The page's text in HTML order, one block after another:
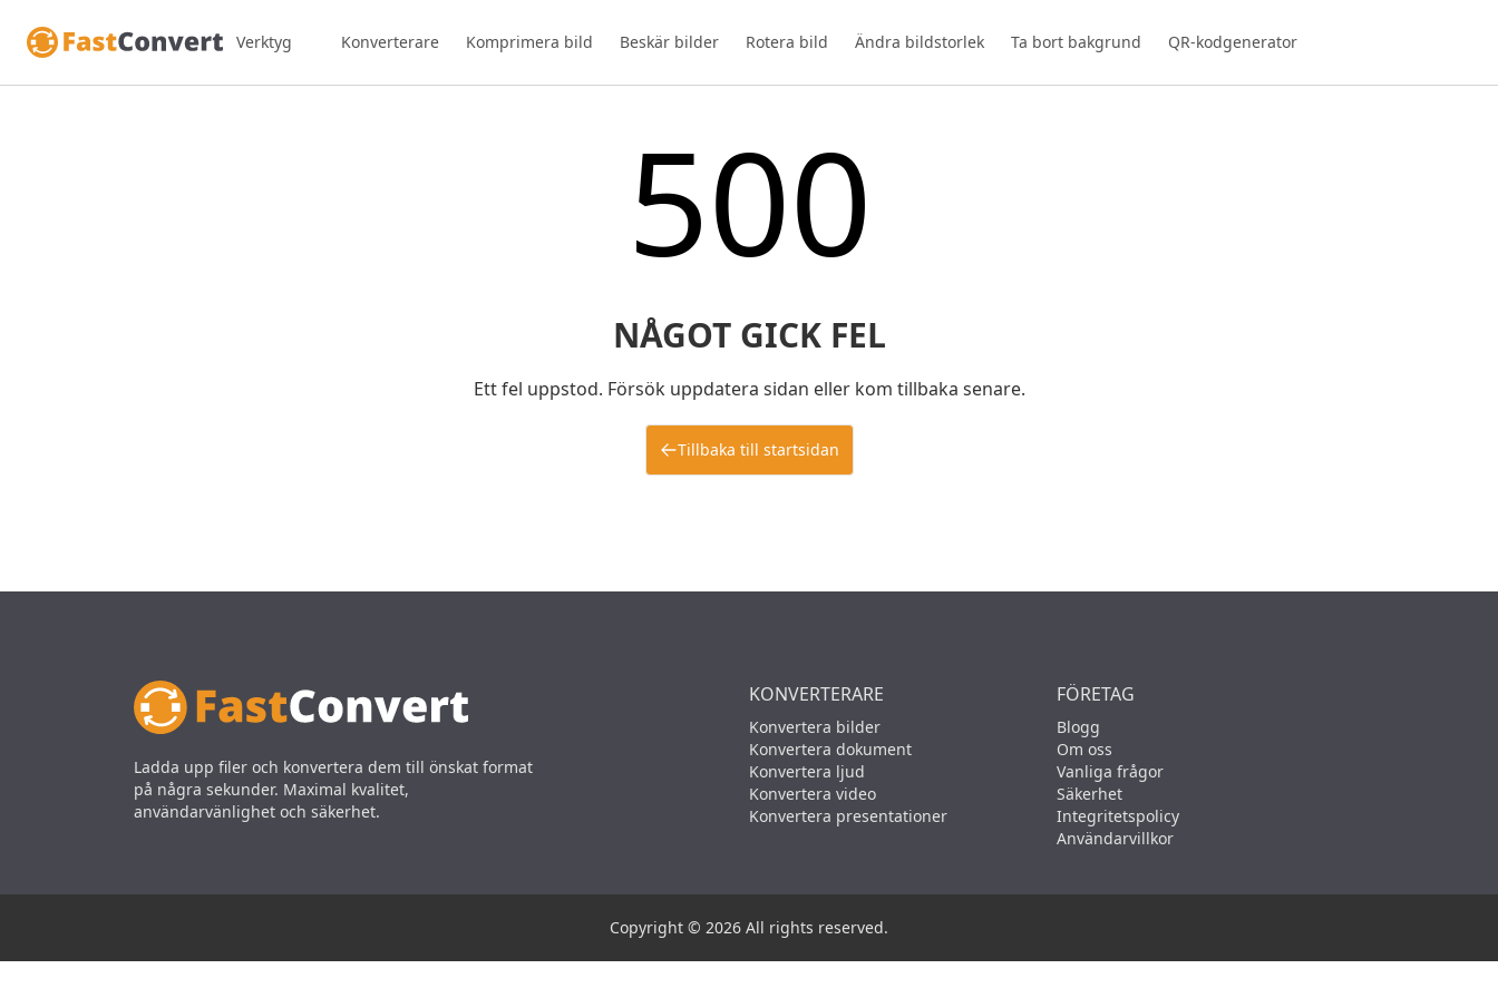
Verktyg Konverterare Komprimera bild Beskär bilder Rotera bild Ändra bildstorlek Ta bort bakgrund QR-kodgenerator
500
NÅGOT GICK FEL
Ett fel uppstod. Försök uppdatera sidan eller kom tillbaka senare.
Tillbaka till startsidan
Ladda upp filer och konvertera dem till önskat format
på några sekunder. Maximal kvalitet,
användarvänlighet och säkerhet.
KONVERTERARE
Konvertera bilder
Konvertera dokument
Konvertera ljud
Konvertera video
Konvertera presentationer
FÖRETAG
Blogg
Om oss
Vanliga frågor
Säkerhet
Integritetspolicy
Användarvillkor
Copyright © 2026 All rights reserved.